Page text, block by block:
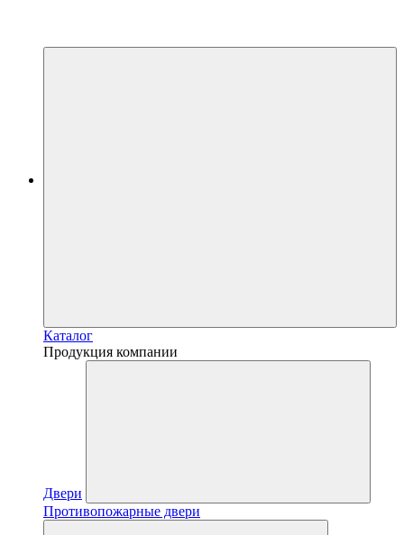
Каталог
Продукция компании
Двери
Противопожарные двери